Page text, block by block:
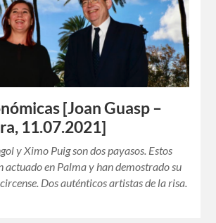
[Joan Guasp –
11.07.2021]
y Ximo Puig son dos payasos. Estos
actuado en Palma y han demostrado su
Dos auténticos artistas de la risa.